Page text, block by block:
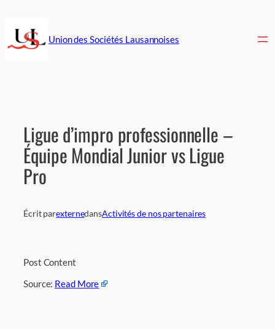
contenu
Union des Sociétés Lausannoises
Ligue d’impro professionnelle –
Équipe Mondial Junior vs Ligue
Pro
Écrit parexternedansActivités de nos partenaires
Post Content
Source: Read More